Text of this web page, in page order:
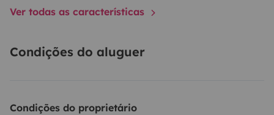
Ver todas as características
Condições do aluguer
Condições do proprietário